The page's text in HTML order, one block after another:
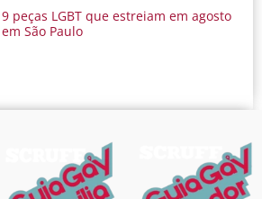
9 peças LGBT que estreiam em agosto
em São Paulo